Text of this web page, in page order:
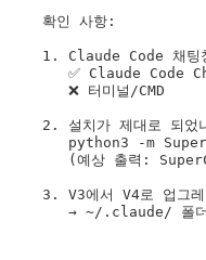
확인 사항:
1. Claude Code 채팅
2. 설치가 제대로 되었
3. V3에서 V4로 업그레